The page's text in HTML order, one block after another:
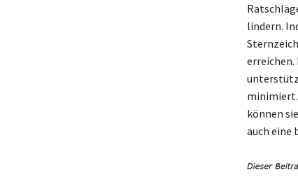
lindern.
erreichen.
minimiert.
können
auch eine